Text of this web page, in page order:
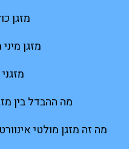
מזגן
מזגן
מה ההבדל בין
מה זה מזגן מולטי